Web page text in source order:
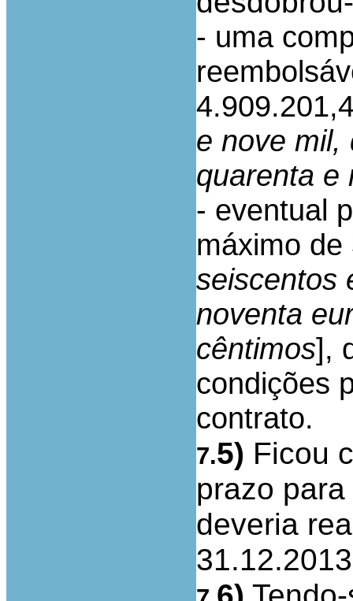
- uma
e nove mil,
quarenta e
- eventual
máximo
seiscentos
noventa
cêntimos],
condições
contrato.
7.5) Ficou
prazo
deveria